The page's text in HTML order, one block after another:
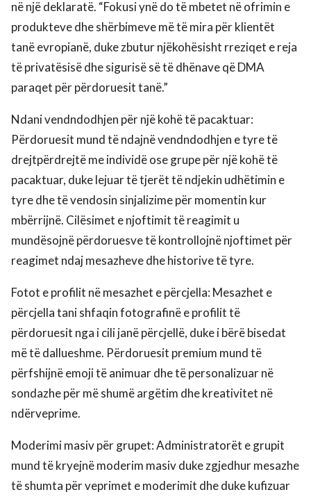
në një deklaratë. “Fokusi ynë do të mbetet në ofrimin e
produkteve dhe shërbimeve më të mira për klientët
tanë evropianë, duke zbutur njëkohësisht rreziqet e reja
të privatësisë dhe sigurisë së të dhënave që DMA
paraqet për përdoruesit tanë.”
Ndani vendndodhjen për një kohë të pacaktuar:
Përdoruesit mund të ndajnë vendndodhjen e tyre të
drejtpërdrejtë me individë ose grupe për një kohë të
pacaktuar, duke lejuar të tjerët të ndjekin udhëtimin e
tyre dhe të vendosin sinjalizime për momentin kur
mbërrijnë. Cilësimet e njoftimit të reagimit u
mundësojnë përdoruesve të kontrollojnë njoftimet për
reagimet ndaj mesazheve dhe historive të tyre.
Fotot e profilit në mesazhet e përcjella: Mesazhet e
përcjella tani shfaqin fotografinë e profilit të
përdoruesit nga i cili janë përcjellë, duke i bërë bisedat
më të dallueshme. Përdoruesit premium mund të
përfshijnë emoji të animuar dhe të personalizuar në
sondazhe për më shumë argëtim dhe kreativitet në
ndërveprime.
Moderimi masiv për grupet: Administratorët e grupit
mund të kryejnë moderim masiv duke zgjedhur mesazhe
të shumta për veprimet e moderimit dhe duke kufizuar